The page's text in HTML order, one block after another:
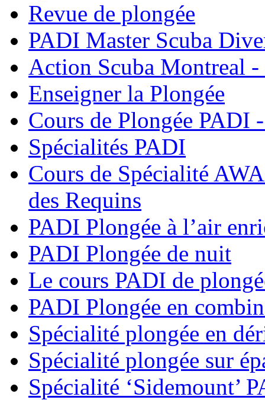
Revue de plongée
PADI Master Scuba
Action Scuba Montreal
Enseigner la Plongée
Cours de Plongée PADI
Spécialités PADI
Cours de Spécialité
des Requins
PADI Plongée à l’air
PADI Plongée de nuit
Le cours PADI de
PADI Plongée en
Spécialité plongée en
Spécialité plongée sur
Spécialité ‘Sidemount’